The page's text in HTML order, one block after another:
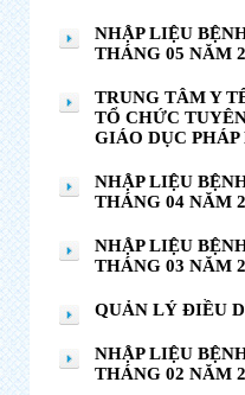
NHẬP LIỆU
THÁNG 05 NĂM
TRUNG TÂM Y
TỔ CHỨC
GIÁO DỤC
NHẬP LIỆU
THÁNG 04 NĂM
NHẬP LIỆU
THÁNG 03 NĂM
QUẢN LÝ ĐIỀU
NHẬP LIỆU
THÁNG 02 NĂM